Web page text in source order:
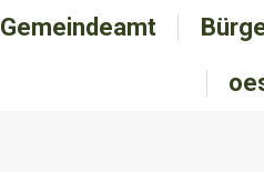
Gemeindeamt
Gemeindeamt